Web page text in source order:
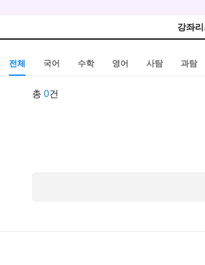
강좌
전체 국어 수학 영어 사탐 과탐
총 0건